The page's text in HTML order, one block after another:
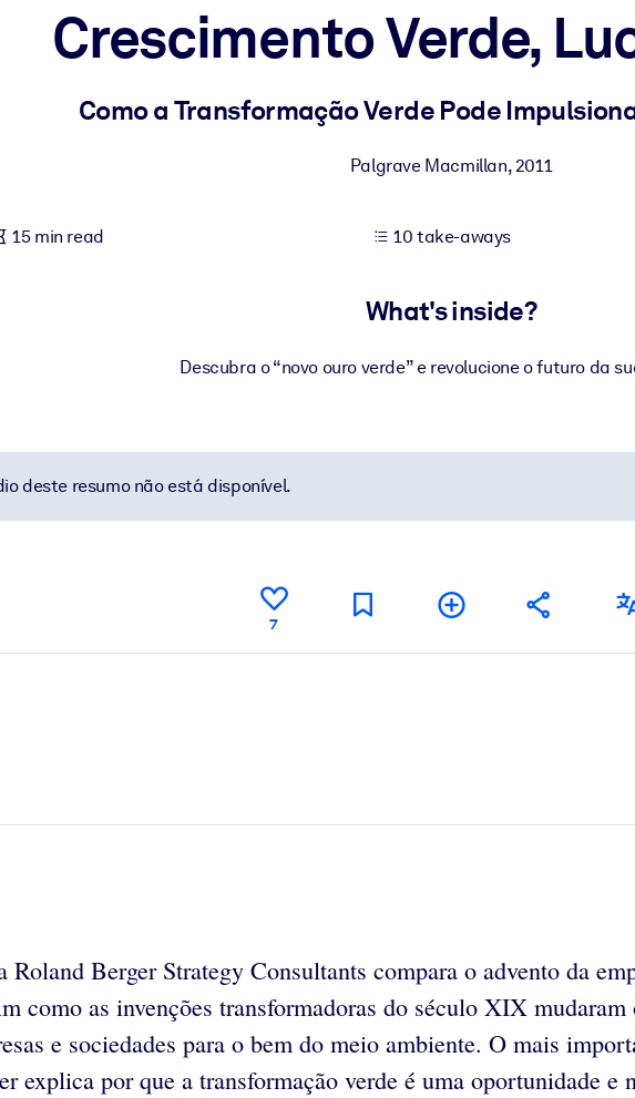
knowledge to improve outputs.
Crescimento Verde,
Como a Transformação Verde Pode
Palgrave Macmillan,2011
15 min read 10 take-aways
What's inside?
Descubra o “novo ouro verde” e revolucione o futuro da
deste resumo não está disponível.
7
Berger Strategy Consultants compara o advento da
como as invenções transformadoras do século XIX
e sociedades para o bem do meio ambiente. O mais
explica por que a transformação verde é uma oportunidade e